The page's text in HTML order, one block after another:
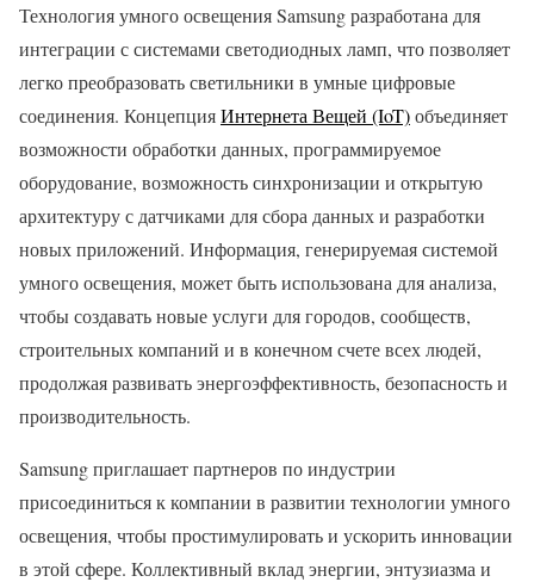
Технология умного освещения Samsung разработана для
интеграции с системами светодиодных ламп, что позволяет
легко преобразовать светильники в умные цифровые
соединения. КонцепцияИнтернета Вещей (IoT)объединяет
возможности обработки данных, программируемое
оборудование, возможность синхронизации и открытую
архитектуру с датчиками для сбора данных и разработки
новых приложений. Информация, генерируемая системой
умного освещения, может быть использована для анализа,
чтобы создавать новые услуги для городов, сообществ,
строительных компаний и в конечном счете всех людей,
продолжая развивать энергоэффективность, безопасность и
производительность.
Samsung приглашает партнеров по индустрии
присоединиться к компании в развитии технологии умного
освещения, чтобы простимулировать и ускорить инновации
в этой сфере. Коллективный вклад энергии, энтузиазма и